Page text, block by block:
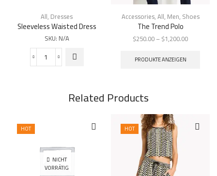
All, Dresses
Sleeveless Waisted Dress
SKU: N/A
Sleeveless
Waisted
Produkt
weist
mehrere
Varianten
auf. Die
Optionen
Accessories,All, Men, Shoes
The Trend Polo
$250.00–$1,200.00
PRODUKTE ANZEIGEN
Related Products
HOT
NICHT
VORRÄTIG
HOT